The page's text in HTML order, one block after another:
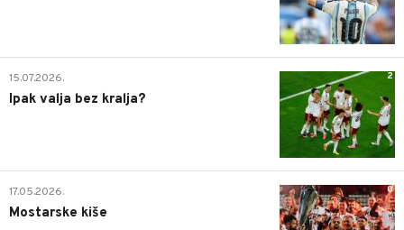
2
15.07.2026.
Ipak valja bez kralja?
0
17.05.2026.
Mostarske kiše